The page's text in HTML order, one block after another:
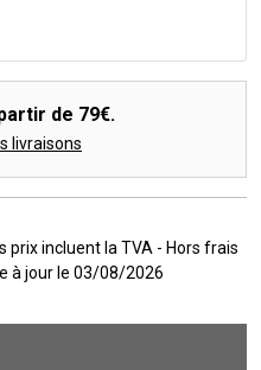
de 79€.
livraisons
prix incluent la TVA - Hors frais
à jour le 03/08/2026